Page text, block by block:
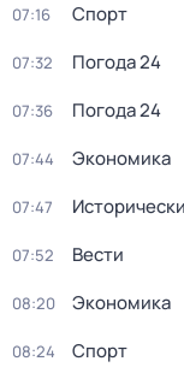
07:16 Спорт
07:32 Погода 24
07:36 Погода 24
07:44 Экономика
07:47
07:52 Вести
08:20 Экономика
08:24 Спорт